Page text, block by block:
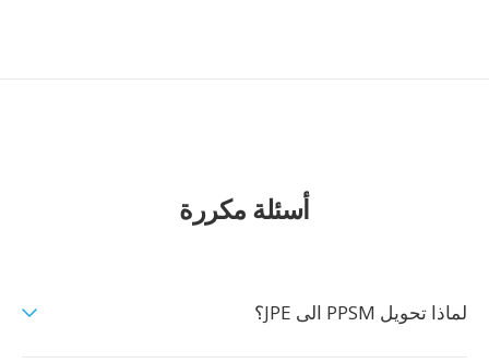
أسئلة مكررة
لماذا تحويل PPSM الى JPE؟